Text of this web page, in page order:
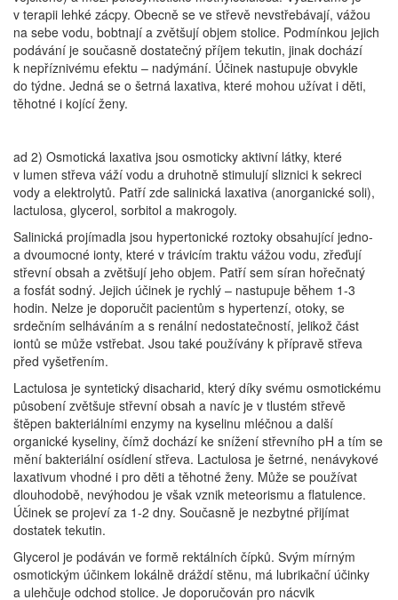
v terapii lehké zácpy. Obecně se ve střevě nevstřebávají, vážou
na sebe vodu, bobtnají a zvětšují objem stolice. Podmínkou jejich
podávání je současně dostatečný příjem tekutin, jinak dochází
k nepříznivému efektu – nadýmání. Účinek nastupuje obvykle
do týdne. Jedná se o šetrná laxativa, které mohou užívat i děti,
těhotné i kojící ženy.
ad 2) Osmotická laxativa jsou osmoticky aktivní látky, které
v lumen střeva váží vodu a druhotně stimulují sliznici k sekreci
vody a elektrolytů. Patří zde salinická laxativa (anorganické soli),
lactulosa, glycerol, sorbitol a makrogoly.
Salinická projímadla jsou hypertonické roztoky obsahující jedno-
a dvoumocné ionty, které v trávicím traktu vážou vodu, zřeďují
střevní obsah a zvětšují jeho objem. Patří sem síran hořečnatý
a fosfát sodný. Jejich účinek je rychlý – nastupuje během 1-3
hodin. Nelze je doporučit pacientům s hypertenzí, otoky, se
srdečním selháváním a s renální nedostatečností, jelikož část
iontů se může vstřebat. Jsou také používány k přípravě střeva
před vyšetřením.
Lactulosa je syntetický disacharid, který díky svému osmotickému
působení zvětšuje střevní obsah a navíc je v tlustém střevě
štěpen bakteriálními enzymy na kyselinu mléčnou a další
organické kyseliny, čímž dochází ke snížení střevního pH a tím se
mění bakteriální osídlení střeva. Lactulosa je šetrné, nenávykové
laxativum vhodné i pro děti a těhotné ženy. Může se používat
dlouhodobě, nevýhodou je však vznik meteorismu a flatulence.
Účinek se projeví za 1-2 dny. Současně je nezbytné přijímat
dostatek tekutin.
Glycerol je podáván ve formě rektálních čípků. Svým mírným
osmotickým účinkem lokálně dráždí stěnu, má lubrikační účinky
a ulehčuje odchod stolice. Je doporučován pro nácvik